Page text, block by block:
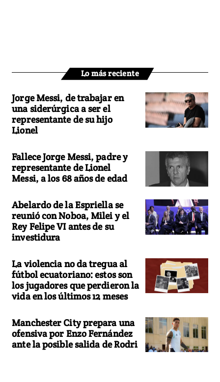
Lo más reciente
Jorge Messi, de trabajar en
una siderúrgica a ser el
representante de su hijo
Lionel
Fallece Jorge Messi, padre y
representante de Lionel
Messi, a los 68 años de edad
Abelardo de la Espriella se
reunió con Noboa, Milei y el
Rey Felipe VI antes de su
investidura
La violencia no da tregua al
fútbol ecuatoriano: estos son
los jugadores que perdieron la
vida en los últimos 12 meses
Manchester City prepara una
ofensiva por Enzo Fernández
ante la posible salida de Rodri